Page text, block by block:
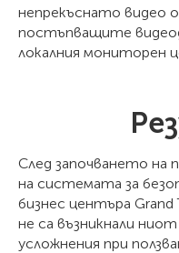
непрекъснато видео
постъпващите
локалния мониторен
След започването на
на системата за
бизнес центъра
не са възникнали
усложнения при